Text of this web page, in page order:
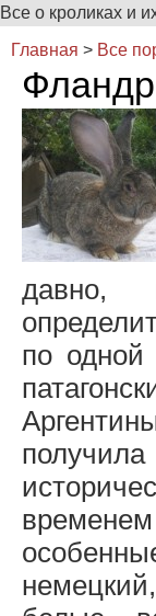
Все о кроликах и
Главная > Все
Фландр
давно,
по